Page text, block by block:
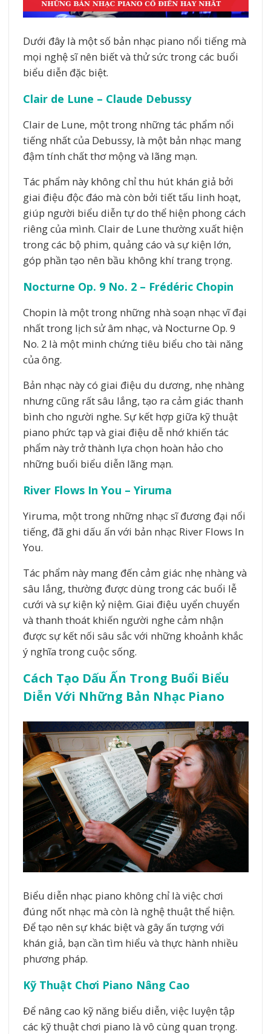
Dưới đây là một số bản nhạc piano nổi tiếng mà
mọi nghệ sĩ nên biết và thử sức trong các buổi
biểu diễn đặc biệt.
Clair de Lune – Claude Debussy
Clair de Lune, một trong những tác phẩm nổi
tiếng nhất của Debussy, là một bản nhạc mang
đậm tính chất thơ mộng và lãng mạn.
Tác phẩm này không chỉ thu hút khán giả bởi
giai điệu độc đáo mà còn bởi tiết tấu linh hoạt,
giúp người biểu diễn tự do thể hiện phong cách
riêng của mình. Clair de Lune thường xuất hiện
trong các bộ phim, quảng cáo và sự kiện lớn,
góp phần tạo nên bầu không khí trang trọng.
Nocturne Op. 9 No. 2 – Frédéric Chopin
Chopin là một trong những nhà soạn nhạc vĩ đại
nhất trong lịch sử âm nhạc, và Nocturne Op. 9
No. 2 là một minh chứng tiêu biểu cho tài năng
của ông.
Bản nhạc này có giai điệu du dương, nhẹ nhàng
nhưng cũng rất sâu lắng, tạo ra cảm giác thanh
bình cho người nghe. Sự kết hợp giữa kỹ thuật
piano phức tạp và giai điệu dễ nhớ khiến tác
phẩm này trở thành lựa chọn hoàn hảo cho
những buổi biểu diễn lãng mạn.
River Flows In You – Yiruma
Yiruma, một trong những nhạc sĩ đương đại nổi
tiếng, đã ghi dấu ấn với bản nhạc River Flows In
You.
Tác phẩm này mang đến cảm giác nhẹ nhàng và
sâu lắng, thường được dùng trong các buổi lễ
cưới và sự kiện kỷ niệm. Giai điệu uyển chuyển
và thanh thoát khiến người nghe cảm nhận
được sự kết nối sâu sắc với những khoảnh khắc
ý nghĩa trong cuộc sống.
Cách Tạo Dấu Ấn Trong Buổi Biểu
Diễn Với Những Bản Nhạc Piano
Biểu diễn nhạc piano không chỉ là việc chơi
đúng nốt nhạc mà còn là nghệ thuật thể hiện.
Để tạo nên sự khác biệt và gây ấn tượng với
khán giả, bạn cần tìm hiểu và thực hành nhiều
phương pháp.
Kỹ Thuật Chơi Piano Nâng Cao
Để nâng cao kỹ năng biểu diễn, việc luyện tập
các kỹ thuật chơi piano là vô cùng quan trọng.